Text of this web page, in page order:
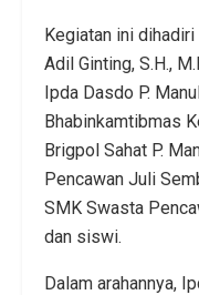
Kegiatan ini
Adil Ginting, S.H.,
Ipda Dasdo P.
Bhabinkamtibmas
Brigpol Sahat P.
Pencawan Juli
SMK Swasta
dan siswi.
Dalam arahannya,